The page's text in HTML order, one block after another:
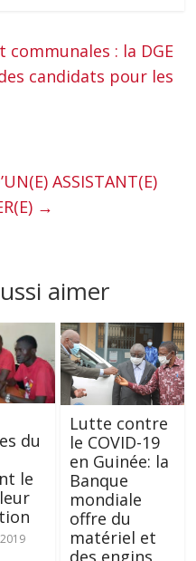
: la DGE
candidats pour les
ASSISTANT(E)
→
aimer
du
le
Lutte contre
le COVID-19
en Guinée: la
Banque
mondiale
offre du
matériel et
des engins